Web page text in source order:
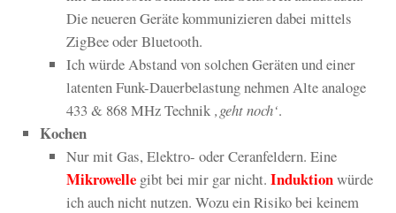
Die neueren Geräte kommunizieren dabei mittels
ZigBee oder Bluetooth.
Ich würde Abstand von solchen Geräten und einer
latenten Funk-Dauerbelastung nehmen Alte analoge
433 & 868 MHz Technik ‚geht noch‘.
Kochen
Nur mit Gas, Elektro- oder Ceranfeldern. Eine
Mikrowelle gibt bei mir gar nicht. Induktionwürde
ich auch nicht nutzen. Wozu ein Risiko bei keinem